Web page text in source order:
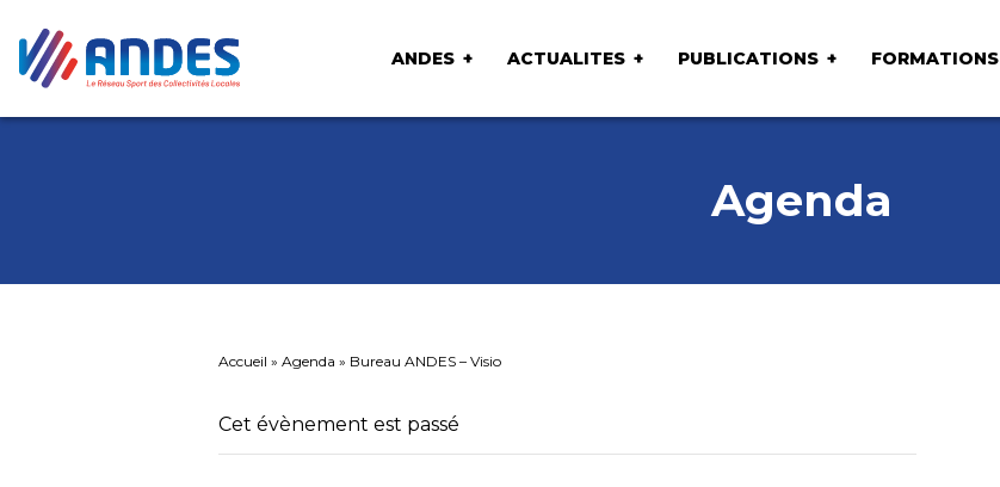
ANDES ACTUALITES PUBLICATIONS FORMATIONS
Agenda
Accueil » Agenda » Bureau ANDES – Visio
Cet évènement est passé